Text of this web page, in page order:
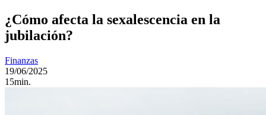
¿Cómo afecta la sexalescencia en la
jubilación?
Finanzas
19/06/2025
15min.